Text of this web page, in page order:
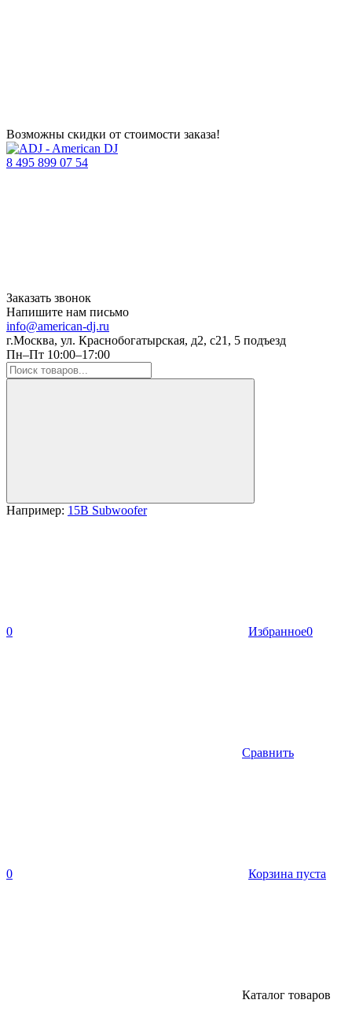
Возможны скидки от стоимости заказа!
8 495 899 07 54
Заказать звонок
Напишите нам письмо
info@american-dj.ru
г.Москва, ул. Краснобогатырская, д2, с21, 5 подъезд
Пн–Пт 10:00–17:00
Например: 15B Subwoofer
0 Избранное0
Сравнить
0 Корзина пуста
Каталог товаров